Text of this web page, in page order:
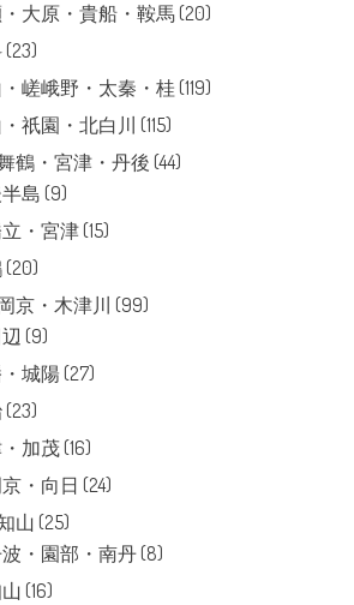
大原・貴船・鞍馬(20)
(23)
嵯峨野・太秦・桂 (119)
祇園・北白川 (115)
鶴・宮津・丹後 (44)
島 (9)
・宮津(15)
(20)
京・木津川 (99)
(9)
城陽 (27)
(23)
加茂(16)
・向日 (24)
山 (25)
・園部・南丹(8)
(16)